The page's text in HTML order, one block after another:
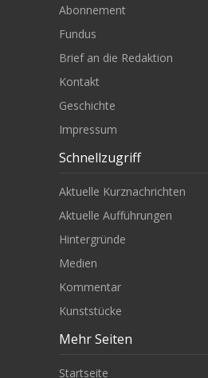
Abonnement
Fundus
Brief an die Redaktion
Kontakt
Geschichte
Impressum
Schnellzugriff
Aktuelle Kurznachrichten
Aktuelle Aufführungen
Hintergründe
Medien
Kommentar
Kunststücke
Mehr Seiten
Startseite